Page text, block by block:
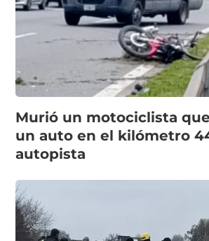
Murió un motociclista
un auto en el kilómetro
autopista